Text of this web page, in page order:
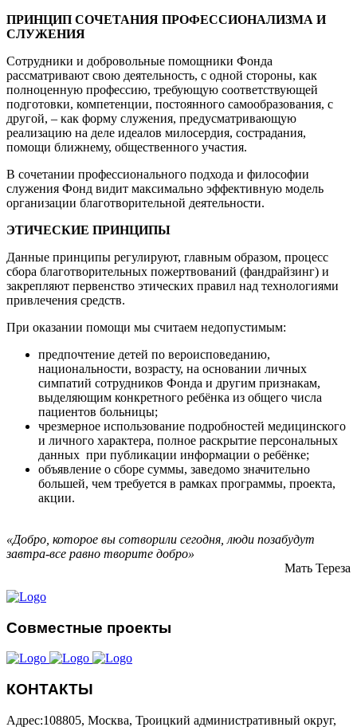
ПРИНЦИП СОЧЕТАНИЯ ПРОФЕССИОНАЛИЗМА И
СЛУЖЕНИЯ
Сотрудники и добровольные помощники Фонда
рассматривают свою деятельность, с одной стороны, как
полноценную профессию, требующую соответствующей
подготовки, компетенции, постоянного самообразования, с
другой, – как форму служения, предусматривающую
реализацию на деле идеалов милосердия, сострадания,
помощи ближнему, общественного участия.
В сочетании профессионального подхода и философии
служения Фонд видит максимально эффективную модель
организации благотворительной деятельности.
ЭТИЧЕСКИЕ ПРИНЦИПЫ
Данные принципы регулируют, главным образом, процесс
сбора благотворительных пожертвований (фандрайзинг) и
закрепляют первенство этических правил над технологиями
привлечения средств.
При оказании помощи мы считаем недопустимым:
предпочтение детей по вероисповеданию,
национальности, возрасту, на основании личных
симпатий сотрудников Фонда и другим признакам,
выделяющим конкретного ребёнка из общего числа
пациентов больницы;
чрезмерное использование подробностей медицинского
и личного характера, полное раскрытие персональных
данных при публикации информации о ребёнке;
объявление о сборе суммы, заведомо значительно
большей, чем требуется в рамках программы, проекта,
акции.
«Добро, которое вы сотворили сегодня, люди позабудут
завтра-все равно творите добро»
Мать Тереза
Совместные проекты
КОНТАКТЫ
Адрес:108805, Москва, Троицкий административный округ,